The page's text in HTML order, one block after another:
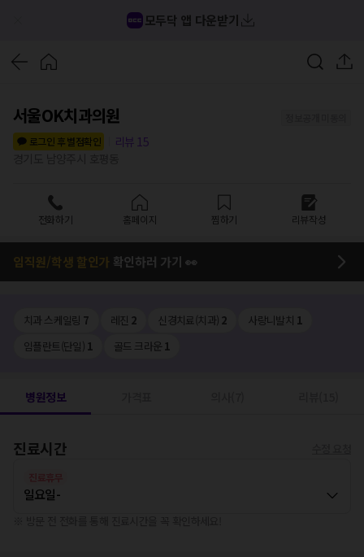
모두닥 앱 다운받기
서울OK치과의원
로그인 후 별점확인
리뷰 15
전화하기 홈페이지 찜하기 리뷰작성
임직원/학생 할인가 확인하러 가기 👀
치과 스케일링 7 레진 2 신경치료(치과) 2 사랑니발치 1
임플란트(단일) 1 골드 크라운 1
병원정보
진료시간
일요일-